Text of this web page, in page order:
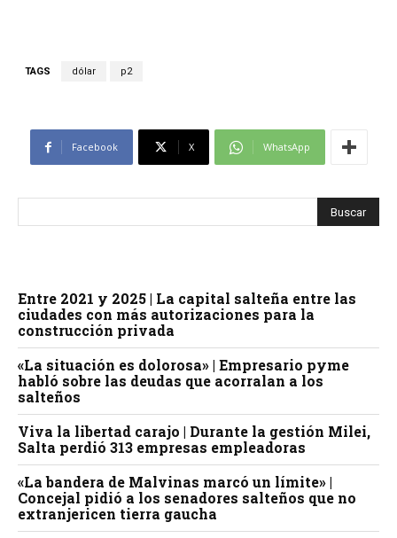
TAGS dólar p2
Facebook X WhatsApp
Entre 2021 y 2025 | La capital salteña entre las
ciudades con más autorizaciones para la
construcción privada
«La situación es dolorosa» | Empresario pyme
habló sobre las deudas que acorralan a los
salteños
Viva la libertad carajo | Durante la gestión Milei,
Salta perdió 313 empresas empleadoras
«La bandera de Malvinas marcó un límite» |
Concejal pidió a los senadores salteños que no
extranjericen tierra gaucha